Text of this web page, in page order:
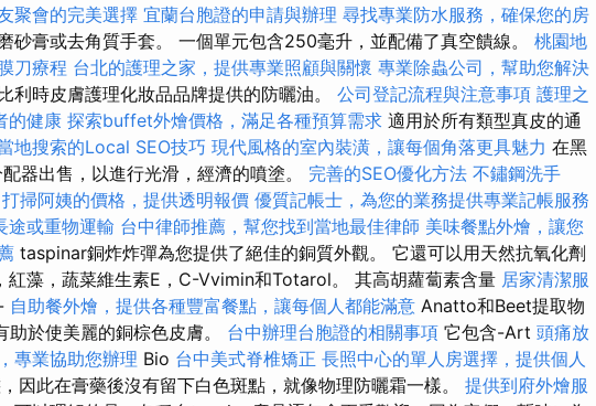
聚會的完美選擇 宜蘭台胞證的申請與辦理 尋找專業防水服務，確保您的房
砂膏或去角質手套。 一個單元包含250毫升，並配備了真空饋線。 桃園地
刀療程 台北的護理之家，提供專業照顧與關懷 專業除蟲公司，幫助您解決
利時皮膚護理化妝品品牌提供的防曬油。 公司登記流程與注意事項 護理之
的健康 探索buffet外燴價格，滿足各種預算需求 適用於所有類型真皮的通
地搜索的Local SEO技巧 現代風格的室內裝潢，讓每個角落更具魅力 在黑
器出售，以進行光滑，經濟的噴塗。 完善的SEO優化方法 不鏽鋼洗手
打掃阿姨的價格，提供透明報價 優質記帳士，為您的業務提供專業記帳服務
途或重物運輸 台中律師推薦，幫您找到當地最佳律師 美味餐點外燴，讓您
taspinar銅炸炸彈為您提供了絕佳的銅質外觀。 它還可以用天然抗氧化劑
紅藻，蔬菜維生素E，C-Vvimin和Totarol。 其高胡蘿蔔素含量 居家清潔服
自助餐外燴，提供各種豐富餐點，讓每個人都能滿意 Anatto和Beet提取物
助於使美麗的銅棕色皮膚。 台中辦理台胞證的相關事項 它包含-Art 頭痛放
專業協助您辦理 Bio 台中美式脊椎矯正 長照中心的單人房選擇，提供個人
因此在膏藥後沒有留下白色斑點，就像物理防曬霜一樣。 提供到府外燴服